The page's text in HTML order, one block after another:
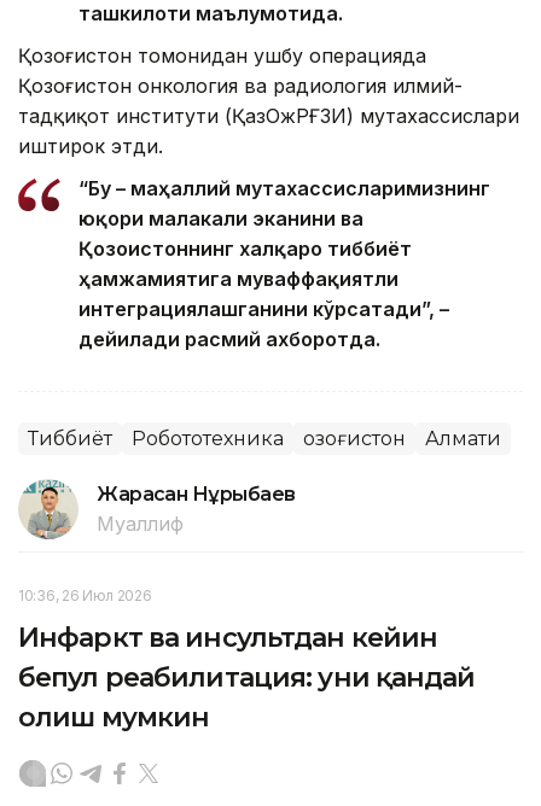
ташкилоти маълумотида.
Қозоғистон томонидан ушбу операцияда
Қозоғистон онкология ва радиология илмий-
тадқиқот институти (ҚазОжРҒЗИ) мутахассислари
иштирок этди.
“Бу – маҳаллий мутахассисларимизнинг
юқори малакали эканини ва
Қозоғистоннинг халқаро тиббиёт
ҳамжамиятига муваффақиятли
интеграциялашганини кўрсатади”, –
дейилади расмий ахборотда.
Тиббиёт Робототехника Қозоғистон Алмати
Жарасқан Нұрыбаев
Муаллиф
10:36, 26 Июл 2026
Инфаркт ва инсультдан кейин
бепул реабилитация: уни қандай
олиш мумкин